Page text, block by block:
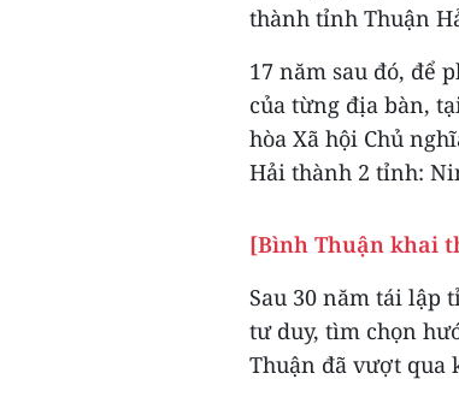
thành tỉnh Thuận
17 năm sau đó, để
của từng địa bàn,
hòa Xã hội Chủ
Hải thành 2 tỉnh:
[Bình Thuận khai
Sau 30 năm tái lập
tư duy, tìm chọn
Thuận đã vượt qua